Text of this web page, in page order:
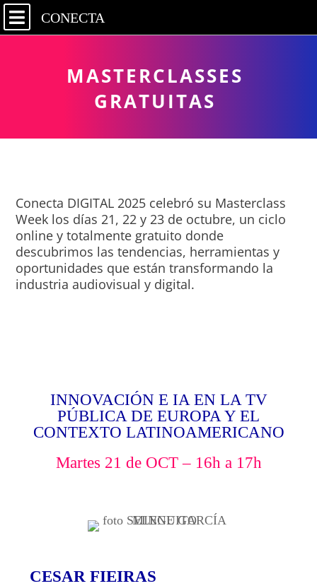
CONECTA
MASTERCLASSES
GRATUITAS
Conecta DIGITAL 2025 celebró su Masterclass
Week los días 21, 22 y 23 de octubre, un ciclo
online y totalmente gratuito donde
descubrimos las tendencias, herramientas y
oportunidades que están transformando la
industria audiovisual y digital.
INNOVACIÓN E IA EN LA TV
PÚBLICA DE EUROPA Y EL
CONTEXTO LATINOAMERICANO
Martes 21 de OCT – 16h a 17h
CESAR FIEIRAS